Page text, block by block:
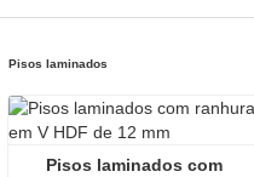
Pisos laminados
Pisos laminados com